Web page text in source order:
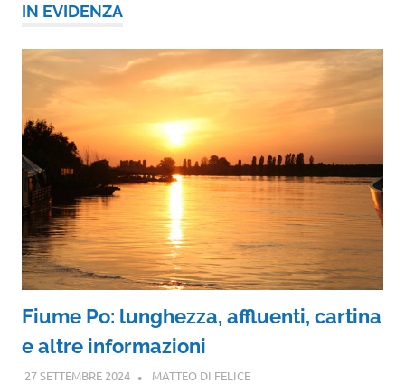
IN EVIDENZA
Fiume Po: lunghezza, affluenti, cartina
e altre informazioni
27 SETTEMBRE 2024 MATTEO DI FELICE